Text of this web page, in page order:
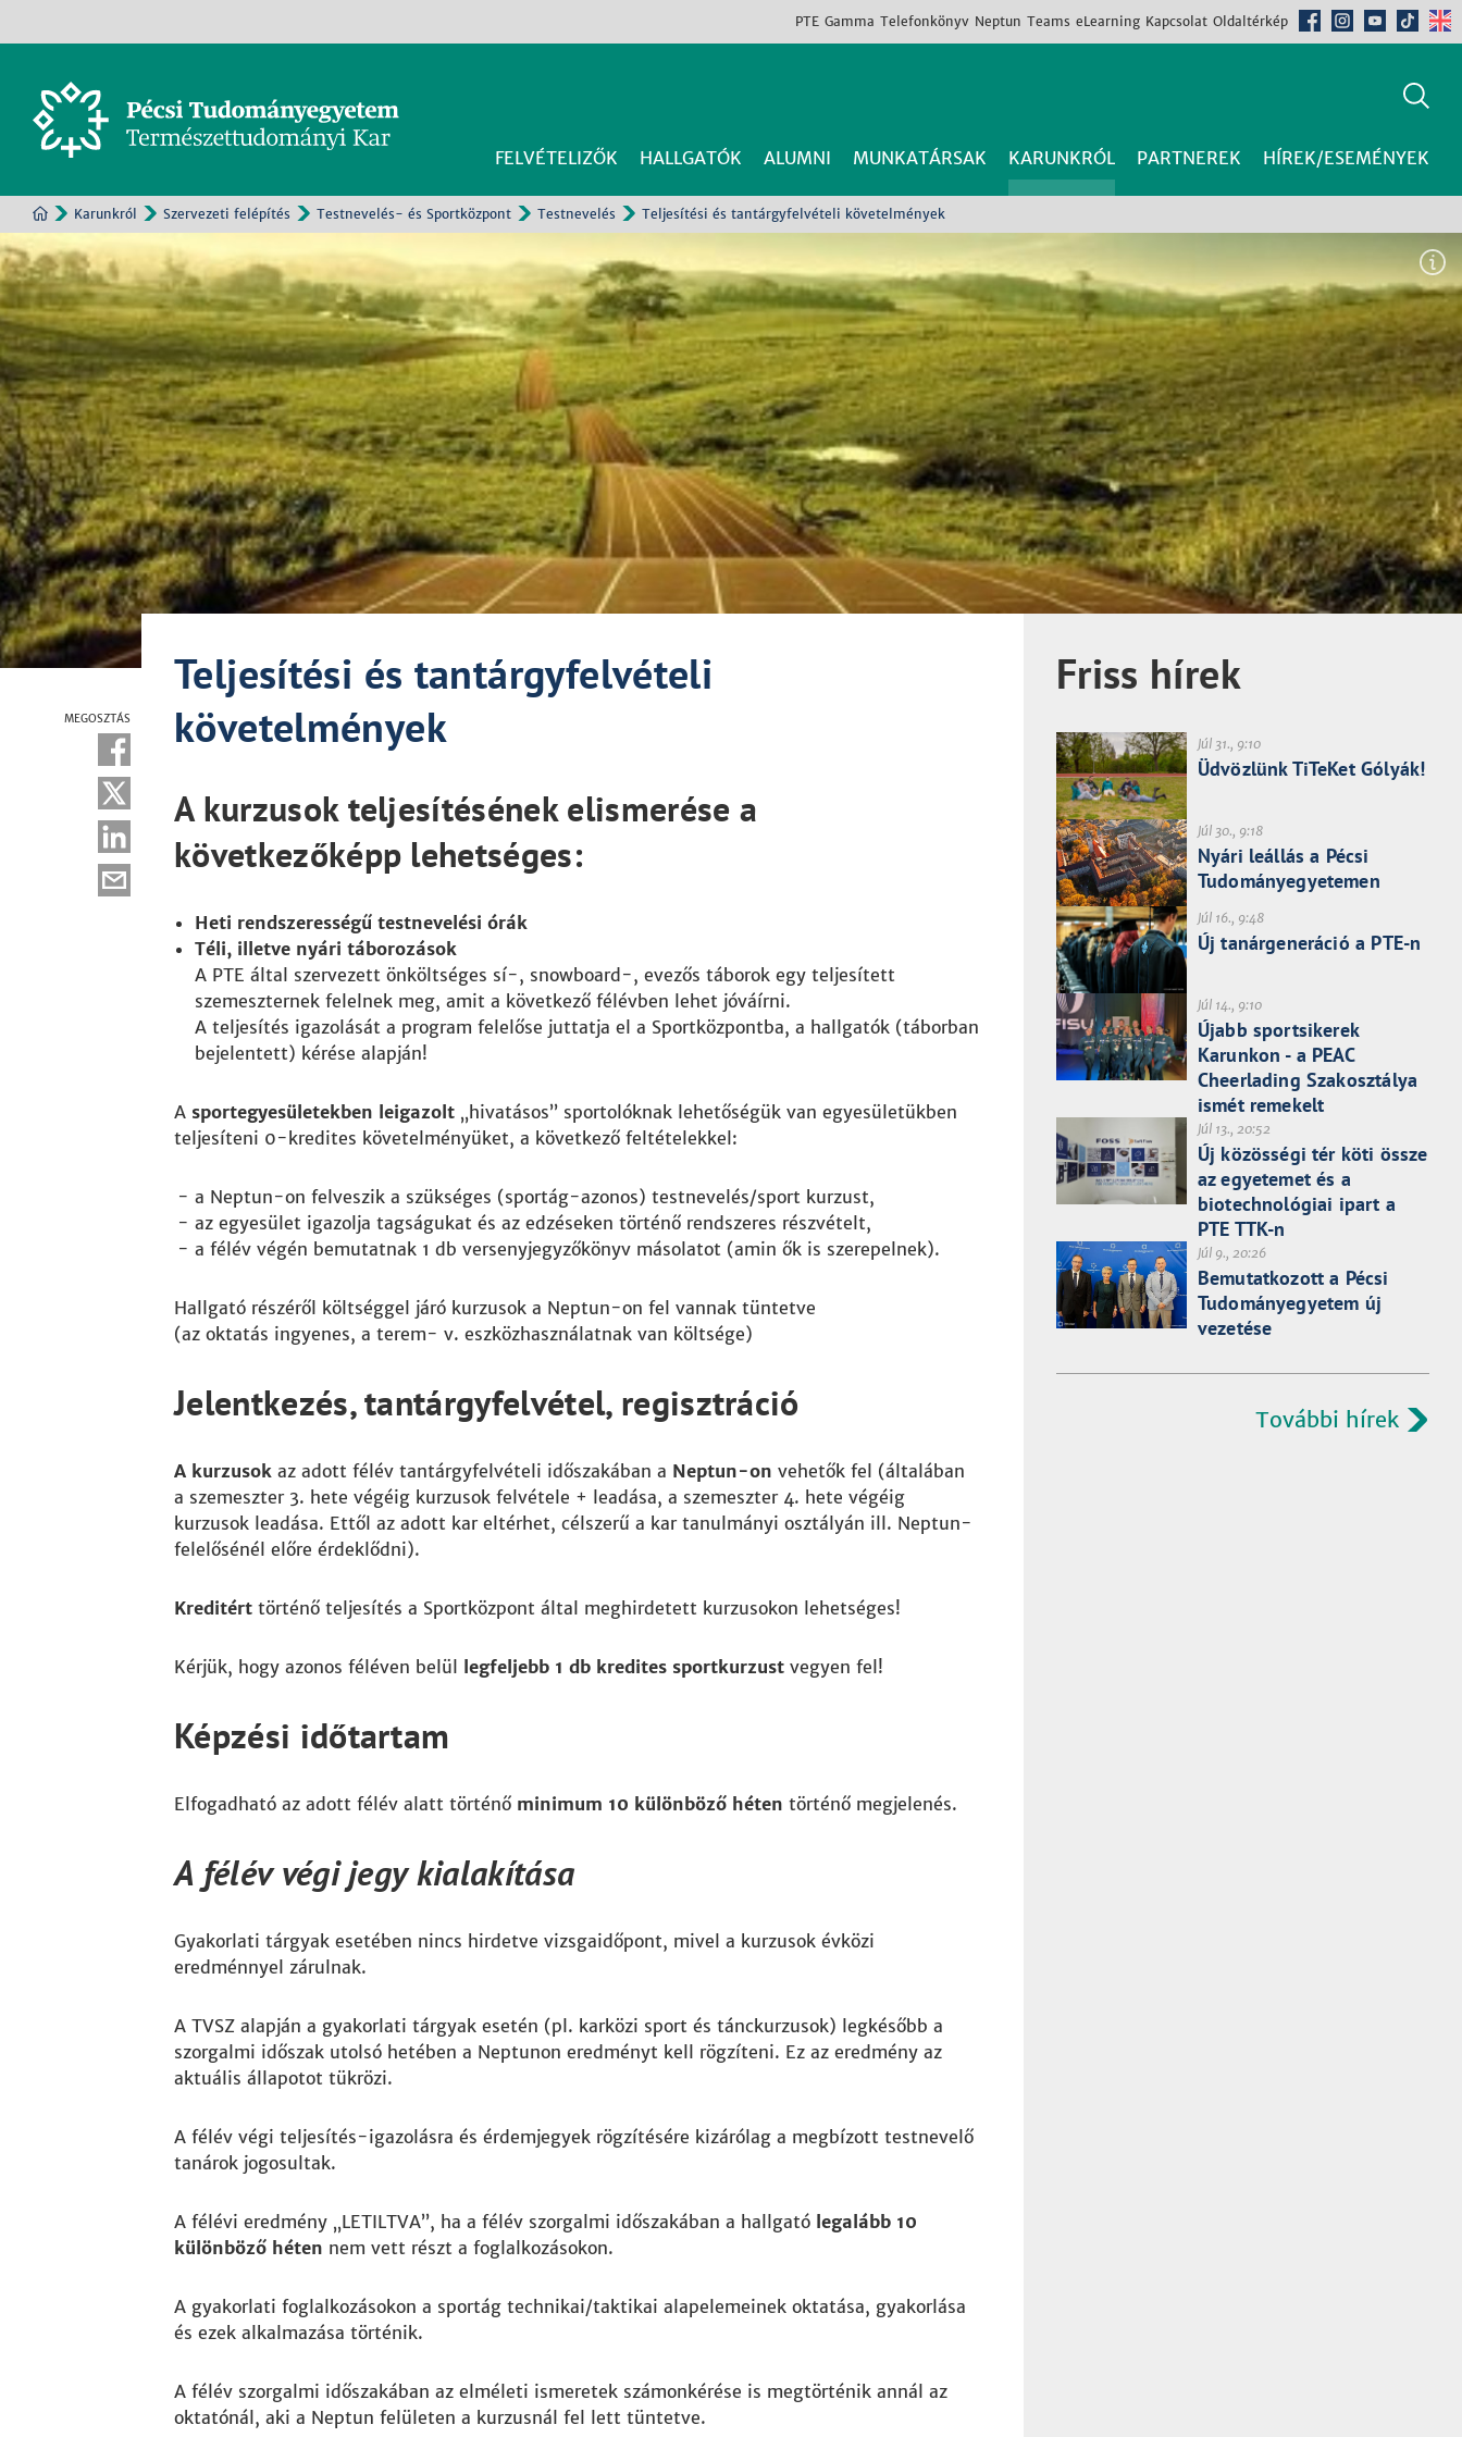
PTE Gamma Telefonkönyv Neptun Teams eLearning Kapcsolat Oldaltérkép
FELVÉTELIZŐK HALLGATÓK ALUMNI MUNKATÁRSAK KARUNKRÓL PARTNEREK HÍREK/ESEMÉNYEK
Karunkról Szervezeti felépítés Testnevelés- és Sportközpont Testnevelés Teljesítési és tantárgyfelvételi követelmények
MEGOSZTÁS
Teljesítési és tantárgyfelvételi
követelmények
A kurzusok teljesítésének elismerése a
következőképp lehetséges:
Heti rendszerességű testnevelési órák
Téli, illetve nyári táborozások
A PTE által szervezett önköltséges sí-, snowboard-, evezős táborok egy teljesített
szemeszternek felelnek meg, amit a következő félévben lehet jóváírni.
A teljesítés igazolását a program felelőse juttatja el a Sportközpontba, a hallgatók (táborban
bejelentett) kérése alapján!
A sportegyesületekben leigazolt „hivatásos” sportolóknak lehetőségük van egyesületükben
teljesíteni 0-kredites követelményüket, a következő feltételekkel:
a Neptun-on felveszik a szükséges (sportág-azonos) testnevelés/sport kurzust,
az egyesület igazolja tagságukat és az edzéseken történő rendszeres részvételt,
a félév végén bemutatnak 1 db versenyjegyzőkönyv másolatot (amin ők is szerepelnek).
Hallgató részéről költséggel járó kurzusok a Neptun-on fel vannak tüntetve
(az oktatás ingyenes, a terem- v. eszközhasználatnak van költsége)
Jelentkezés, tantárgyfelvétel, regisztráció
A kurzusok az adott félév tantárgyfelvételi időszakában a Neptun-on vehetők fel (általában
a szemeszter 3. hete végéig kurzusok felvétele + leadása, a szemeszter 4. hete végéig
kurzusok leadása. Ettől az adott kar eltérhet, célszerű a kar tanulmányi osztályán ill. Neptun-
felelősénél előre érdeklődni).
Kreditért történő teljesítés a Sportközpont által meghirdetett kurzusokon lehetséges!
Kérjük, hogy azonos féléven belül legfeljebb 1 db kredites sportkurzust vegyen fel!
Képzési időtartam
Elfogadható az adott félév alatt történő minimum 10 különböző héten történő megjelenés.
A félév végi jegy kialakítása
Gyakorlati tárgyak esetében nincs hirdetve vizsgaidőpont, mivel a kurzusok évközi
eredménnyel zárulnak.
A TVSZ alapján a gyakorlati tárgyak esetén (pl. karközi sport és tánckurzusok) legkésőbb a
szorgalmi időszak utolsó hetében a Neptunon eredményt kell rögzíteni. Ez az eredmény az
aktuális állapotot tükrözi.
A félév végi teljesítés-igazolásra és érdemjegyek rögzítésére kizárólag a megbízott testnevelő
tanárok jogosultak.
A félévi eredmény „LETILTVA”, ha a félév szorgalmi időszakában a hallgató legalább 10
különböző héten nem vett részt a foglalkozásokon.
A gyakorlati foglalkozásokon a sportág technikai/taktikai alapelemeinek oktatása, gyakorlása
és ezek alkalmazása történik.
A félév szorgalmi időszakában az elméleti ismeretek számonkérése is megtörténik annál az
oktatónál, aki a Neptun felületen a kurzusnál fel lett tüntetve.
Friss hírek
Júl 31., 9:10
Üdvözlünk TiTeKet Gólyák!
Júl 30., 9:18
Nyári leállás a Pécsi
Tudományegyetemen
Júl 16., 9:48
Új tanárgeneráció a PTE-n
Júl 14., 9:10
Újabb sportsikerek
Karunkon - a PEAC
Cheerlading Szakosztálya
ismét remekelt
Júl 13., 20:52
Új közösségi tér köti össze
az egyetemet és a
biotechnológiai ipart a
PTE TTK-n
Júl 9., 20:26
Bemutatkozott a Pécsi
Tudományegyetem új
vezetése
További hírek